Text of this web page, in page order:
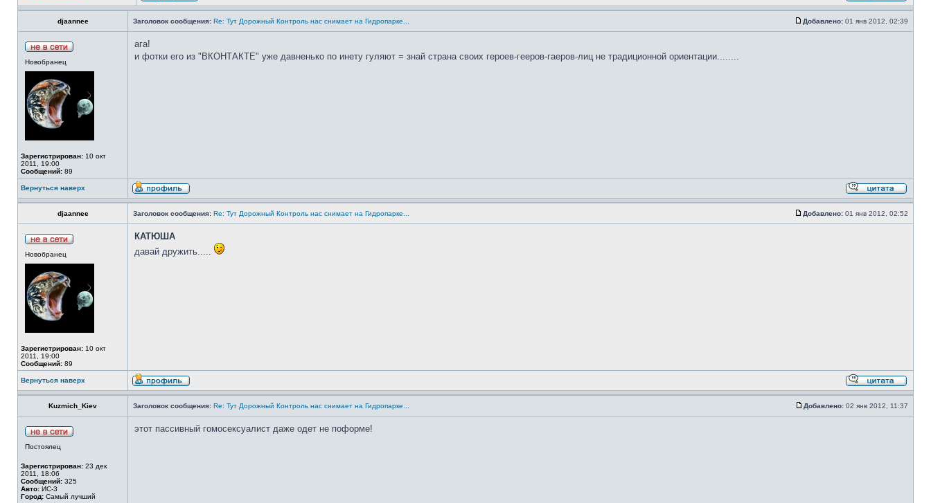
djaannee Заголовок сообщения: Re: Тут Дорожный Контроль нас снимает на Гидропарке... Добавлено: 01 янв 2012, 02:39
Новобранец
Зарегистрирован: 10 окт
2011, 19:00
Сообщений: 89
ага!
и фотки его из "ВКОНТАКТЕ" уже давненько по инету гуляют = знай страна своих героев-гееров-гаеров-лиц не традиционной ориентации........
Вернуться наверх
djaannee Заголовок сообщения: Re: Тут Дорожный Контроль нас снимает на Гидропарке... Добавлено: 01 янв 2012, 02:52
Новобранец
Зарегистрирован: 10 окт
2011, 19:00
Сообщений: 89
КАТЮША
давай дружить.....
Вернуться наверх
Kuzmich_Kiev Заголовок сообщения: Re: Тут Дорожный Контроль нас снимает на Гидропарке... Добавлено: 02 янв 2012, 11:37
Постоялец
Зарегистрирован: 23 дек
2011, 18:06
Сообщений: 325
Авто: ИС-3
Город: Самый лучший
этот пассивный гомосексуалист даже одет не поформе!